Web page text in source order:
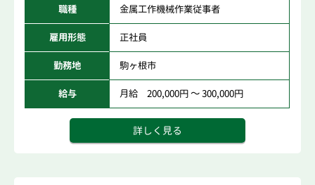
職種 金属工作機械作業従事者
雇用形態 正社員
勤務地 駒ヶ根市
給与 月給 200,000円 ～ 300,000円
詳しく見る